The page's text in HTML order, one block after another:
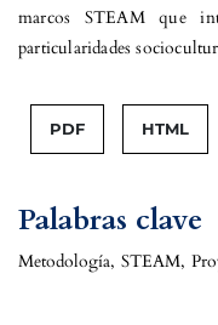
Palabras clave
Metodología, STEAM,
marcos STEAM que
particularidades
PDF HTML